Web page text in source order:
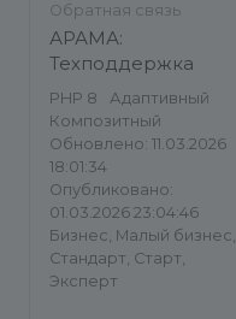
Обратная связь
АРАМА:
Техподдержка
PHP 8
Адаптивный
Композитный
Обновлено: 11.03.2026
18:01:34
Опубликовано:
01.03.2026 23:04:46
Бизнес, Малый бизнес,
Стандарт, Старт,
Эксперт